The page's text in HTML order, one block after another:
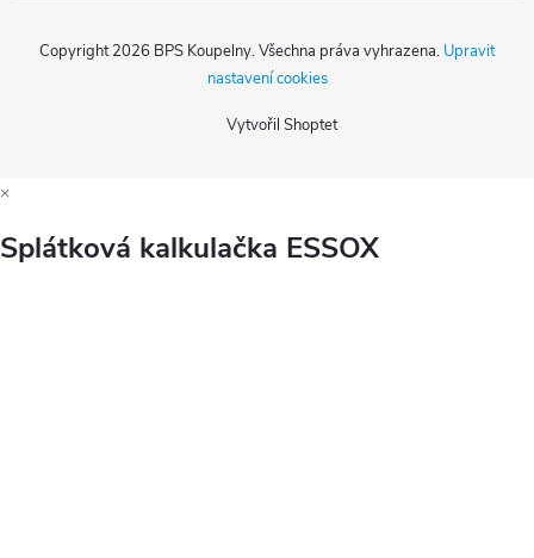
Vytvořil Shoptet
Copyright 2026 BPS Koupelny. Všechna práva vyhrazena. Upravit
nastavení cookies
×
Splátková kalkulačka ESSOX